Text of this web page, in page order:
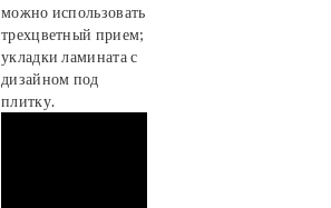
можно использовать
трехцветный прием;
укладки ламината с
дизайном под
плитку.